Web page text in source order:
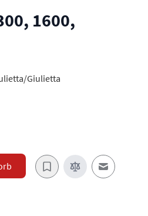
1600,
Giulietta
E-Mail an